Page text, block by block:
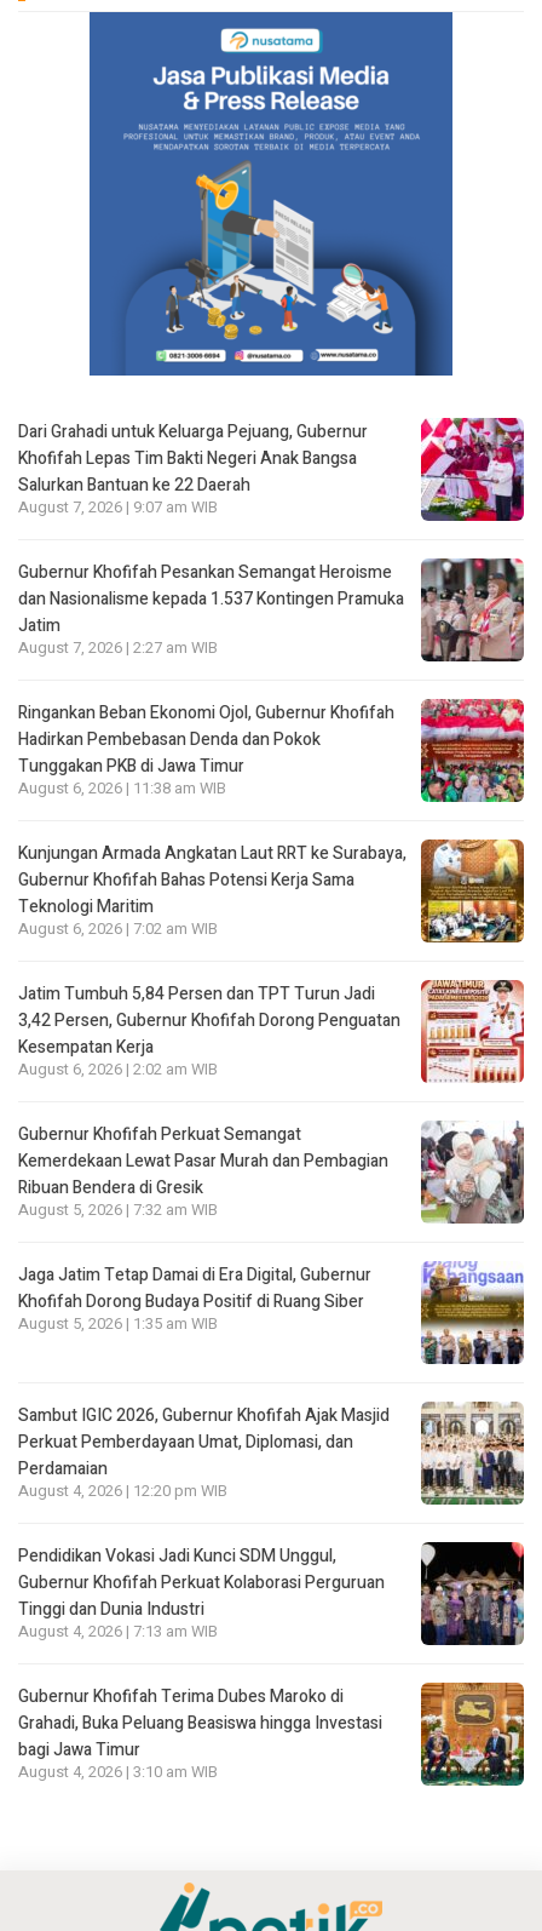
Dari Grahadi untuk Keluarga Pejuang, Gubernur
Khofifah Lepas Tim Bakti Negeri Anak Bangsa
Salurkan Bantuan ke 22 Daerah
August 7, 2026 | 9:07 am WIB
Gubernur Khofifah Pesankan Semangat Heroisme
dan Nasionalisme kepada 1.537 Kontingen Pramuka
Jatim
August 7, 2026 | 2:27 am WIB
Ringankan Beban Ekonomi Ojol, Gubernur Khofifah
Hadirkan Pembebasan Denda dan Pokok
Tunggakan PKB di Jawa Timur
August 6, 2026 | 11:38 am WIB
Kunjungan Armada Angkatan Laut RRT ke Surabaya,
Gubernur Khofifah Bahas Potensi Kerja Sama
Teknologi Maritim
August 6, 2026 | 7:02 am WIB
Jatim Tumbuh 5,84 Persen dan TPT Turun Jadi
3,42 Persen, Gubernur Khofifah Dorong Penguatan
Kesempatan Kerja
August 6, 2026 | 2:02 am WIB
Gubernur Khofifah Perkuat Semangat
Kemerdekaan Lewat Pasar Murah dan Pembagian
Ribuan Bendera di Gresik
August 5, 2026 | 7:32 am WIB
Jaga Jatim Tetap Damai di Era Digital, Gubernur
Khofifah Dorong Budaya Positif di Ruang Siber
August 5, 2026 | 1:35 am WIB
Sambut IGIC 2026, Gubernur Khofifah Ajak Masjid
Perkuat Pemberdayaan Umat, Diplomasi, dan
Perdamaian
August 4, 2026 | 12:20 pm WIB
Pendidikan Vokasi Jadi Kunci SDM Unggul,
Gubernur Khofifah Perkuat Kolaborasi Perguruan
Tinggi dan Dunia Industri
August 4, 2026 | 7:13 am WIB
Gubernur Khofifah Terima Dubes Maroko di
Grahadi, Buka Peluang Beasiswa hingga Investasi
bagi Jawa Timur
August 4, 2026 | 3:10 am WIB